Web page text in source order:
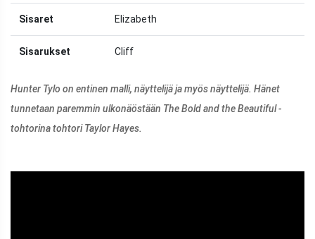
Sisaret Elizabeth
Sisarukset Cliff
Hunter Tylo on entinen malli, näyttelijä ja myös näyttelijä. Hänet
tunnetaan paremmin ulkonäöstään The Bold and the Beautiful -
tohtorina tohtori Taylor Hayes.